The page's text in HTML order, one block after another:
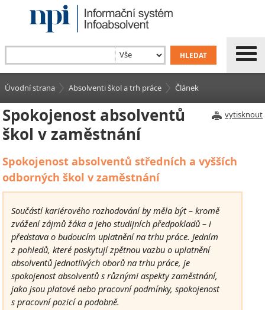
Úvodní strana Absolventi škol a trh práce Článek
vytisknout
Spokojenost absolventů
škol v zaměstnání
Spokojenost absolventů středních a vyšších
odborných škol v zaměstnání
Součástí kariérového rozhodování by měla být – kromě
zvážení zájmů žáka a jeho studijních předpokladů – i
představa o budoucím uplatnění na trhu práce. Jedním
z pohledů, které poskytují zpětnou vazbu o uplatnění
absolventů jednotlivých oborů na trhu práce, je
spokojenost absolventů s různými aspekty zaměstnání,
jako jsou platové nebo pracovní podmínky, spokojenost
s pracovní pozicí a podobně.